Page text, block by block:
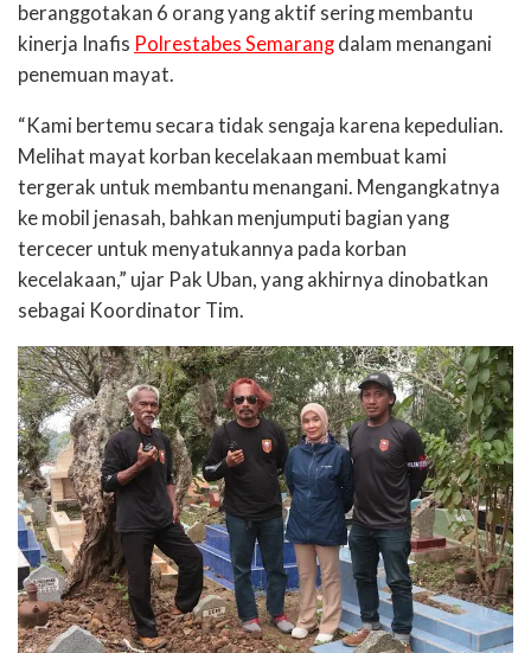
beranggotakan 6 orang yang aktif sering membantu
kinerja Inafis Polrestabes Semarang dalam menangani
penemuan mayat.
“Kami bertemu secara tidak sengaja karena kepedulian.
Melihat mayat korban kecelakaan membuat kami
tergerak untuk membantu menangani. Mengangkatnya
ke mobil jenasah, bahkan menjumputi bagian yang
tercecer untuk menyatukannya pada korban
kecelakaan,” ujar Pak Uban, yang akhirnya dinobatkan
sebagai Koordinator Tim.